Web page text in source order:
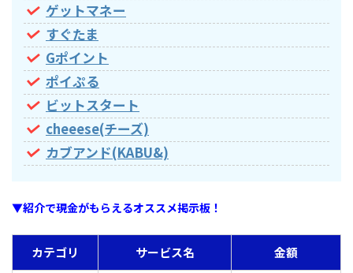
ゲットマネー
すぐたま
Gポイント
ポイぷる
ビットスタート
cheeese(チーズ)
カブアンド(KABU&)
▼紹介で現金がもらえるオススメ掲示板！
カテゴリ サービス名 金額